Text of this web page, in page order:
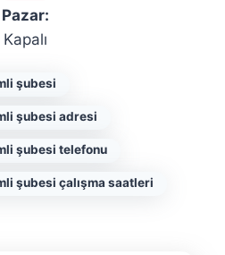
Pazar:
Kapalı
şubesi
şubesi adresi
şubesi telefonu
şubesi çalışma saatleri